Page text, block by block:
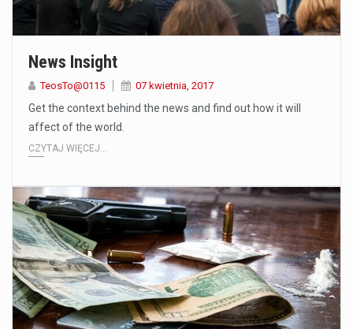
News Insight
TeosTo@0115 07 kwietnia, 2017
Get the context behind the news and find out how it will
affect of the world.
CZYTAJ WIĘCEJ...